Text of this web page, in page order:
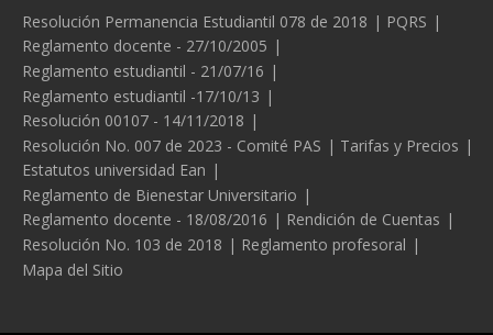
Legales
Resolución Permanencia Estudiantil 078 de 2018
PQRS
Reglamento docente - 27/10/2005
Reglamento estudiantil - 21/07/16
Reglamento estudiantil -17/10/13
Resolución 00107 - 14/11/2018
Resolución No. 007 de 2023 - Comité PAS
Tarifas y Precios
Estatutos universidad Ean
Reglamento de Bienestar Universitario
Reglamento docente - 18/08/2016
Rendición de Cuentas
Resolución No. 103 de 2018
Reglamento profesoral
Mapa del Sitio